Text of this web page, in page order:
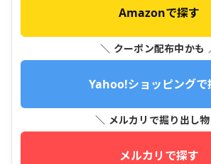
Amazonで探す
＼ クーポン配布中かも
Yahoo!ショッピングで
＼ メルカリで掘り出し
メルカリで探す